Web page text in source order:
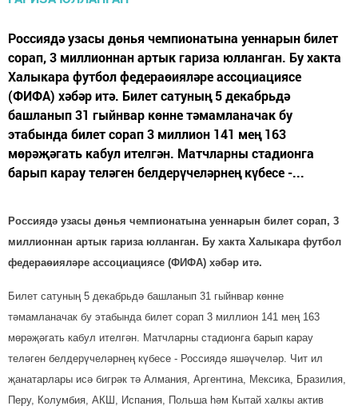
Россиядә узасы дөнья чемпионатына уеннарын билет
сорап, 3 миллионнан артык гариза юлланган. Бу хакта
Халыкара футбол федераөияләре ассоциациясе
(ФИФА) хәбәр итә. Билет сатуның 5 декабрьдә
башланып 31 гыйнвар көнне тәмамланачак бу
этабында билет сорап 3 миллион 141 мең 163
мөрәҗәгать кабул ителгән. Матчларны стадионга
барып карау теләген белдерүчеләрнең күбесе -...
Россиядә узасы дөнья чемпионатына уеннарын билет сорап, 3
миллионнан артык гариза юлланган. Бу хакта Халыкара футбол
федераөияләре ассоциациясе (ФИФА) хәбәр итә.
Билет сатуның 5 декабрьдә башланып 31 гыйнвар көнне
тәмамланачак бу этабында билет сорап 3 миллион 141 мең 163
мөрәҗәгать кабул ителгән. Матчларны стадионга барып карау
теләген белдерүчеләрнең күбесе - Россиядә яшәүчеләр. Чит ил
җанатарлары исә бигрәк тә Алмания, Аргентина, Мексика, Бразилия,
Перу, Колумбия, АКШ, Испания, Польша һәм Кытай халкы актив